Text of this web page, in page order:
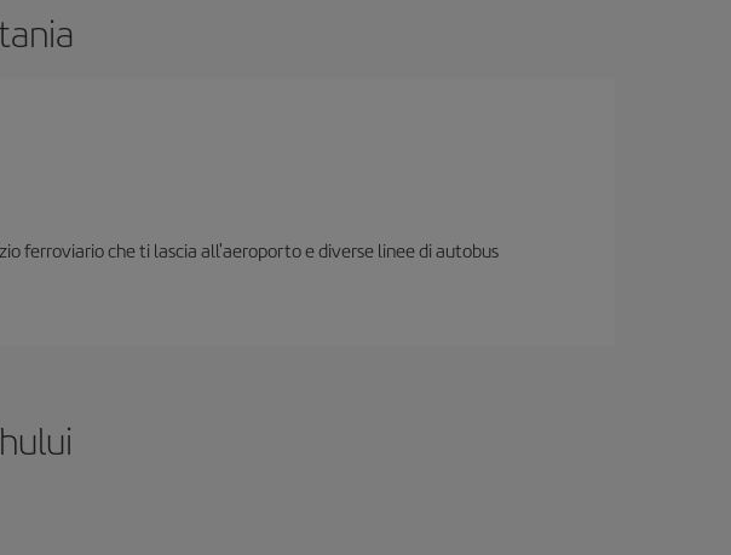
ferroviario che ti lascia all'aeroporto e diverse linee di autobus